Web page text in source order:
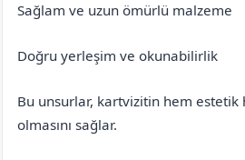
Sağlam ve uzun ömürlü malzeme
Doğru yerleşim ve okunabilirlik
Bu unsurlar, kartvizitin hem estetik
olmasını sağlar.